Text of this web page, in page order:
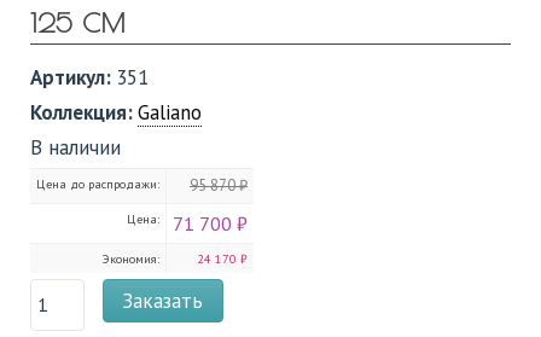
125 СМ
Артикул: 351
Коллекция:Galiano
В наличии
Цена до распродажи: 95 870 ₽
Цена: 71 700 ₽
Экономия: 24 170 ₽
Заказать